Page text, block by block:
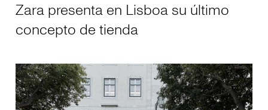
Zara presenta en Lisboa su último
concepto de tienda